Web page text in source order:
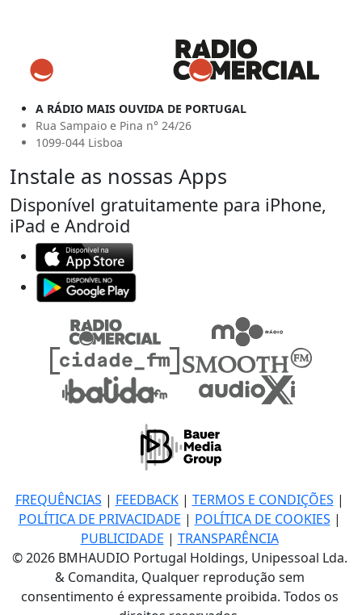
A RÁDIO MAIS OUVIDA DE PORTUGAL
Rua Sampaio e Pina n° 24/26
1099-044 Lisboa
Instale as nossas Apps
Disponível gratuitamente para iPhone,
iPad e Android
FREQUÊNCIAS | FEEDBACK| TERMOS E CONDIÇÕES |
POLÍTICA DE PRIVACIDADE | POLÍTICA DE COOKIES |
PUBLICIDADE | TRANSPARÊNCIA
© 2026 BMHAUDIO Portugal Holdings, Unipessoal Lda.
& Comandita, Qualquer reprodução sem
consentimento é expressamente proibida. Todos os